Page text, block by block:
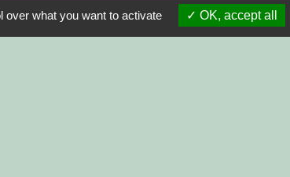
what you want to activate OK, accept all